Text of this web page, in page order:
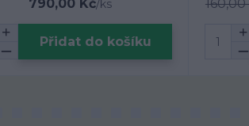
790,00 Kč/ks
Přidat do košíku
160,00